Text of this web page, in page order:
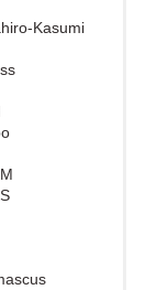
Kasumi